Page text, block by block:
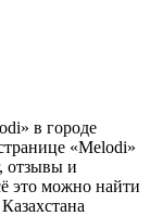
в городе
«Melodi»
отзывы и
это можно найти